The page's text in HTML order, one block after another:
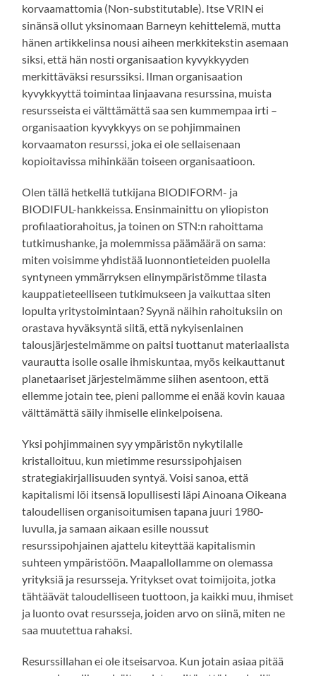
korvaamattomia (Non-substitutable). Itse VRIN ei
sinänsä ollut yksinomaan Barneyn kehittelemä, mutta
hänen artikkelinsa nousi aiheen merkkitekstin asemaan
siksi, että hän nosti organisaation kyvykkyyden
merkittäväksi resurssiksi. Ilman organisaation
kyvykkyyttä toimintaa linjaavana resurssina, muista
resursseista ei välttämättä saa sen kummempaa irti –
organisaation kyvykkyys on se pohjimmainen
korvaamaton resurssi, joka ei ole sellaisenaan
kopioitavissa mihinkään toiseen organisaatioon.
Olen tällä hetkellä tutkijana BIODIFORM- ja
BIODIFUL-hankkeissa. Ensinmainittu on yliopiston
profilaatiorahoitus, ja toinen on STN:n rahoittama
tutkimushanke, ja molemmissa päämäärä on sama:
miten voisimme yhdistää luonnontieteiden puolella
syntyneen ymmärryksen elinympäristömme tilasta
kauppatieteelliseen tutkimukseen ja vaikuttaa siten
lopulta yritystoimintaan? Syynä näihin rahoituksiin on
orastava hyväksyntä siitä, että nykyisenlainen
talousjärjestelmämme on paitsi tuottanut materiaalista
vaurautta isolle osalle ihmiskuntaa, myös keikauttanut
planetaariset järjestelmämme siihen asentoon, että
ellemme jotain tee, pieni pallomme ei enää kovin kauaa
välttämättä säily ihmiselle elinkelpoisena.
Yksi pohjimmainen syy ympäristön nykytilalle
kristalloituu, kun mietimme resurssipohjaisen
strategiakirjallisuuden syntyä. Voisi sanoa, että
kapitalismi löi itsensä lopullisesti läpi Ainoana Oikeana
taloudellisen organisoitumisen tapana juuri 1980-
luvulla, ja samaan aikaan esille noussut
resurssipohjainen ajattelu kiteyttää kapitalismin
suhteen ympäristöön. Maapallollamme on olemassa
yrityksiä ja resursseja. Yritykset ovat toimijoita, jotka
tähtäävät taloudelliseen tuottoon, ja kaikki muu, ihmiset
ja luonto ovat resursseja, joiden arvo on siinä, miten ne
saa muutettua rahaksi.
Resurssillahan ei ole itseisarvoa. Kun jotain asiaa pitää